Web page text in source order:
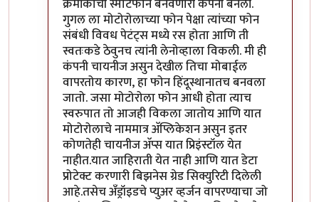
क्रमांकाची स्मार्टफोन बनवणारी कंपनी बनली.
गुगल ला मोटोरोलाच्या फोन पेक्षा त्यांच्या फोन
संबंधी विवध पेटंट्स मध्ये रस होता आणि ती
स्वतःकडे ठेवुनच त्यांनी लेनोव्हाला विकली. मी ही
कंपनी चायनीज असुन देखील तिचा मोबाईल
वापरतोय कारण, हा फोन हिंदूस्थानातच बनवला
जातो. जसा मोटोरोला फोन आधी होता त्याच
स्वरुपात तो आजही विकला जातोय आणि यात
मोटोरोलाचे नाममात्र अ‍ॅप्लिकेशन असुन इतर
कोणतेही चायनीज अ‍ॅप्स यात प्रिइंस्टॉल येत
नाहीत.यात जाहिराती येत नाही आणि यात डेटा
प्रोटेक्ट करणारी बिझनेस ग्रेड सिक्युरिटी दिलेली
आहे.तसेच अँड्रॉइडचे प्युअर व्हर्जन वापरण्याचा जो